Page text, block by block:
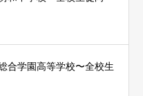
合学園高等学校〜全校生